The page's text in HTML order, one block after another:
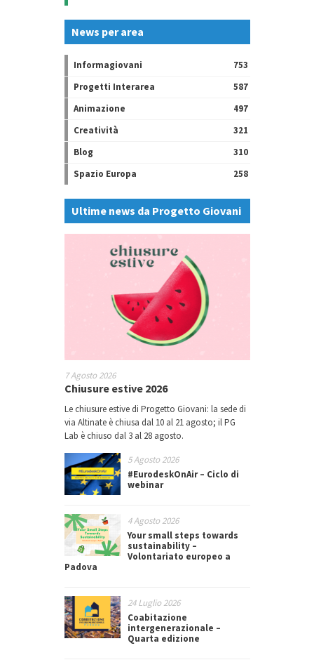
News per area
Informagiovani
753
Progetti Interarea
587
Animazione
497
Creatività
321
Blog
310
Spazio Europa
258
Ultime news da Progetto Giovani
7 Agosto 2026
Chiusure estive 2026
Le chiusure estive di Progetto Giovani: la sede di
via Altinate è chiusa dal 10 al 21 agosto; il PG
Lab è chiuso dal 3 al 28 agosto.
5 Agosto 2026
#EurodeskOnAir – Ciclo di
webinar
4 Agosto 2026
Your small steps towards
sustainability –
Volontariato europeo a
Padova
24 Luglio 2026
Coabitazione
intergenerazionale –
Quarta edizione